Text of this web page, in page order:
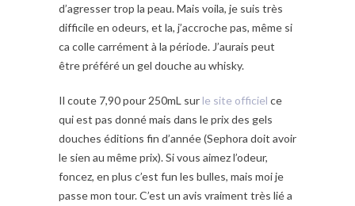
d’agresser trop la peau. Mais voila, je suis très
difficile en odeurs, et la, j’accroche pas, même si
ca colle carrément à la période. J’aurais peut
être préféré un gel douche au whisky.
Il coute 7,90 pour 250mL sur le site officiel ce
qui est pas donné mais dans le prix des gels
douches éditions fin d’année (Sephora doit avoir
le sien au même prix). Si vous aimez l’odeur,
foncez, en plus c’est fun les bulles, mais moi je
passe mon tour. C’est un avis vraiment très lié a